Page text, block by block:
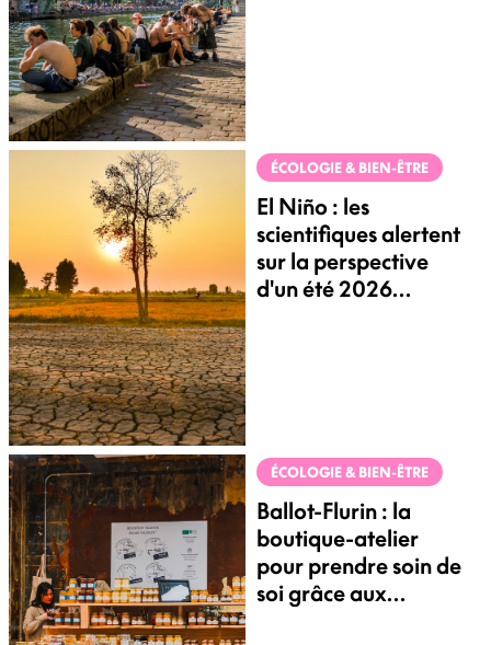
ÉCOLOGIE & BIEN-ÊTRE
El Niño : les
scientifiques alertent
sur la perspective
d'un été 2026
ÉCOLOGIE & BIEN-ÊTRE
Ballot-Flurin : la
boutique-atelier
pour prendre soin de
soi grâce aux